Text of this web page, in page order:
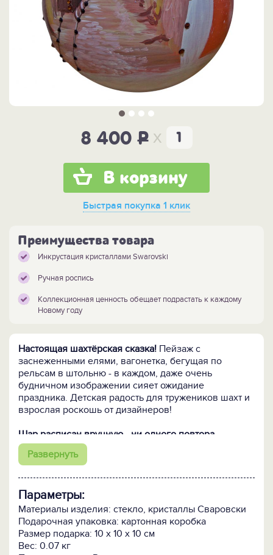
8 400P x
В корзину
Быстрая покупка 1 клик
Преимущества товара
Инкрустация кристаллами Swarovski
Ручная роспись
Коллекционная ценность обещает подрастать к каждому
Новому году
Настоящая шахтёрская сказка! Пейзаж с
заснеженными елями, вагонетка, бегущая по
рельсам в штольню - в каждом, даже очень
будничном изображении сияет ожидание
праздника. Детская радость для тружеников шахт и
взрослая роскошь от дизайнеров!
Шар расписан вручную - ни одного повтора
изображения.Эмоции и вдохновение, оставленные
художником, неповторимы! Красоту авторских
замысла, придающая картине сказочное
очарование и реалистичную живость.
Кому подарить:Мальчишкам и девчонкам в
шахтёрских касках и всем, кто страхует на
Развернуть
Параметры:
Материалы изделия: стекло, кристаллы Сваровски
Подарочная упаковка: картонная коробка
Размер подарка: 10 х 10 х 10 см
Вес: 0.07 кг